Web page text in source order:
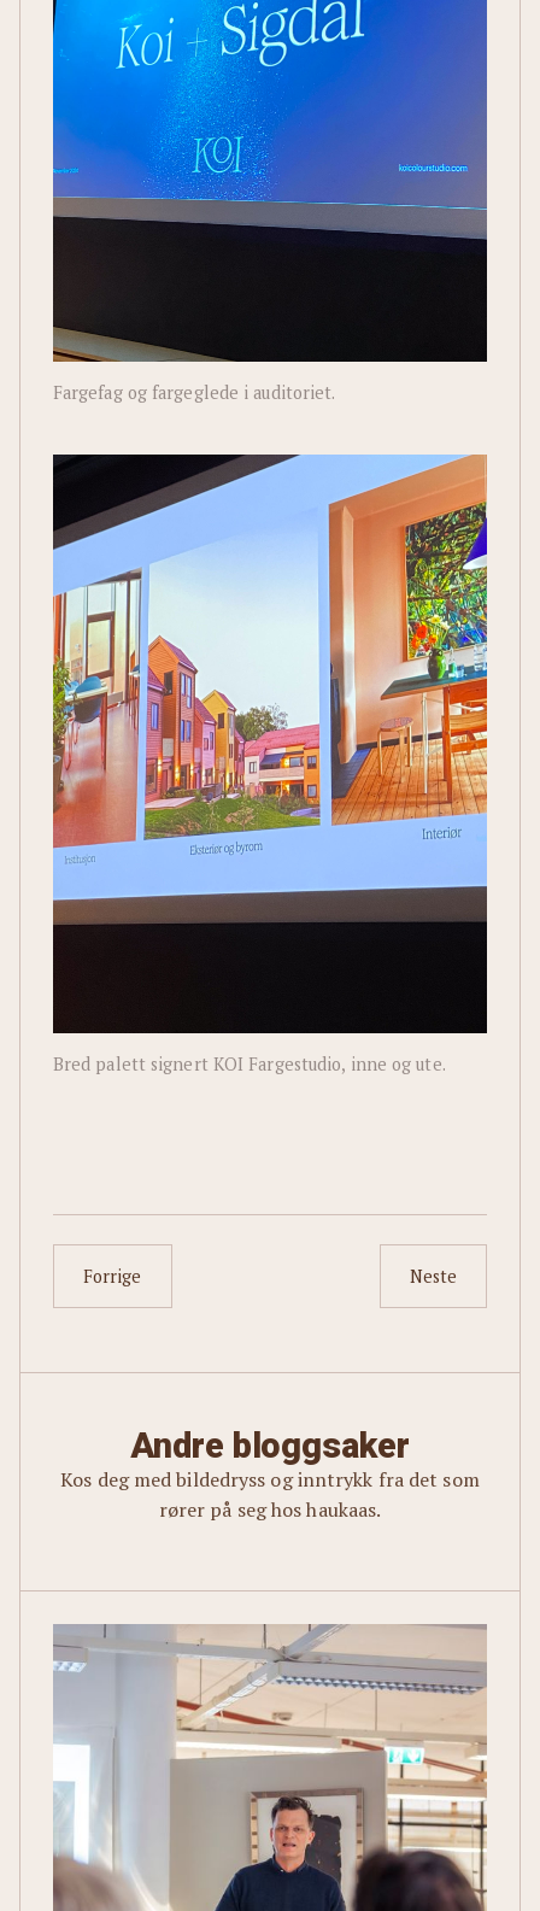
Fargefag og fargeglede i auditoriet.
Bred palett signert KOI Fargestudio, inne og ute.
Forrige Neste
Andre bloggsaker
Kos deg med bildedryss og inntrykk fra det som
rører på seg hos haukaas.